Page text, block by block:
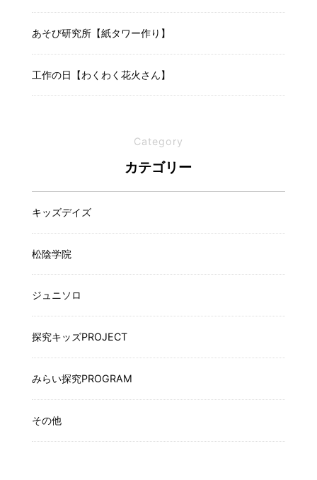
あそび研究所【紙タワー作り】
工作の日【わくわく花火さん】
Category
カテゴリー
キッズデイズ
松陰学院
ジュニソロ
探究キッズPROJECT
みらい探究PROGRAM
その他